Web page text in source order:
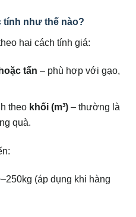
như thế nào?
hai cách tính giá:
tấn – phù hợp với gạo,
theo khối (m³) – thường là
quà.
(áp dụng khi hàng